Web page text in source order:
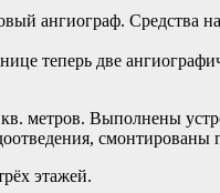
ангиограф. Средства
теперь две
метров. Выполнены
смонтированы
этажей.